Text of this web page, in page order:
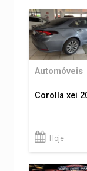
Automóveis
Corolla xei
Hoje